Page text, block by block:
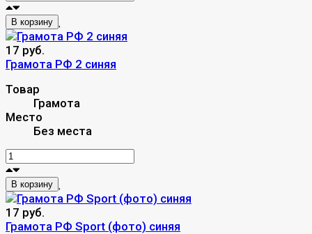
В корзину
17 руб.
Грамота РФ 2 синяя
Товар
Грамота
Место
Без места
В корзину
17 руб.
Грамота РФ Sport (фото) синяя